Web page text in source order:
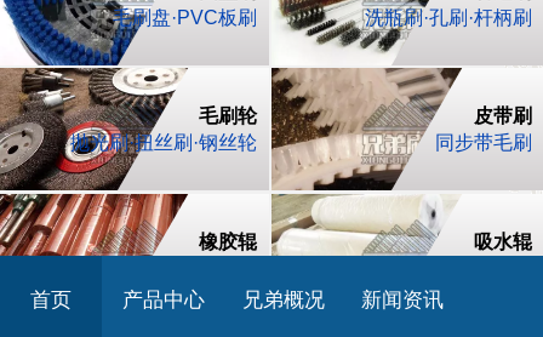
毛刷盘·PVC板刷
洗瓶刷·孔刷·杆柄刷
毛刷轮
抛光刷·扭丝刷·钢丝轮
皮带刷
同步带毛刷
橡胶辊
吸水辊
首页 产品中心 兄弟概况 新闻资讯